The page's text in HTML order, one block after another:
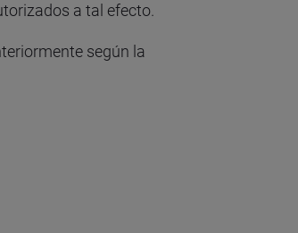
a tal efecto.
según la